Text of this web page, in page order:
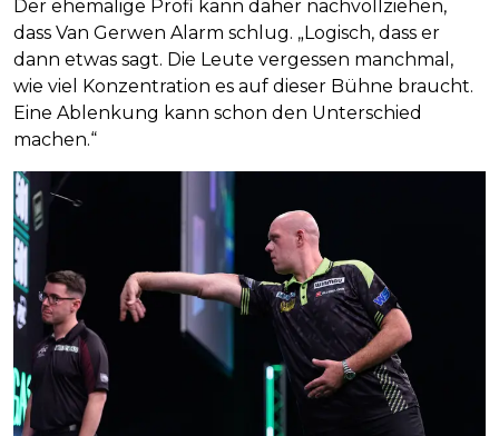
Der ehemalige Profi kann daher nachvollziehen,
dass Van Gerwen Alarm schlug. „Logisch, dass er
dann etwas sagt. Die Leute vergessen manchmal,
wie viel Konzentration es auf dieser Bühne braucht.
Eine Ablenkung kann schon den Unterschied
machen.“